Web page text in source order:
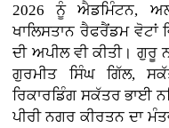
2026 ਨੂੰ ਐਡਮਿੰਟਨ,
ਖਾਲਿਸਤਾਨ ਰੈਫਰੈਂਡਮ ਵੋਟਾਂ
ਦੀ ਅਪੀਲ ਵੀ ਕੀਤੀ।
ਗੁਰਮੀਤ ਸਿੰਘ ਗਿੱਲ,
ਰਿਕਾਰਡਿੰਗ ਸਕੱਤਰ ਭਾਈ
ਪੀਰੀ ਨਗਰ ਕੀਰਤਨ ਦਾ